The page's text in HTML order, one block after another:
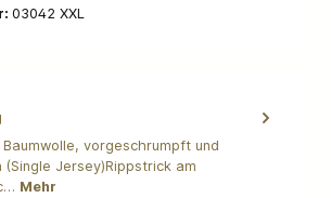
03042 XXL
Baumwolle, vorgeschrumpft und
(Single Jersey)Rippstrick am
Mehr